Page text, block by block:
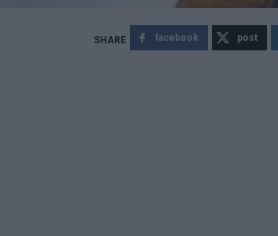
facebook post